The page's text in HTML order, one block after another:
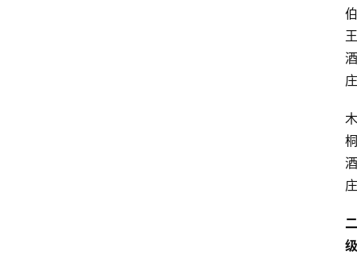
伯
王
酒
庄
木
桐
酒
庄
二
级